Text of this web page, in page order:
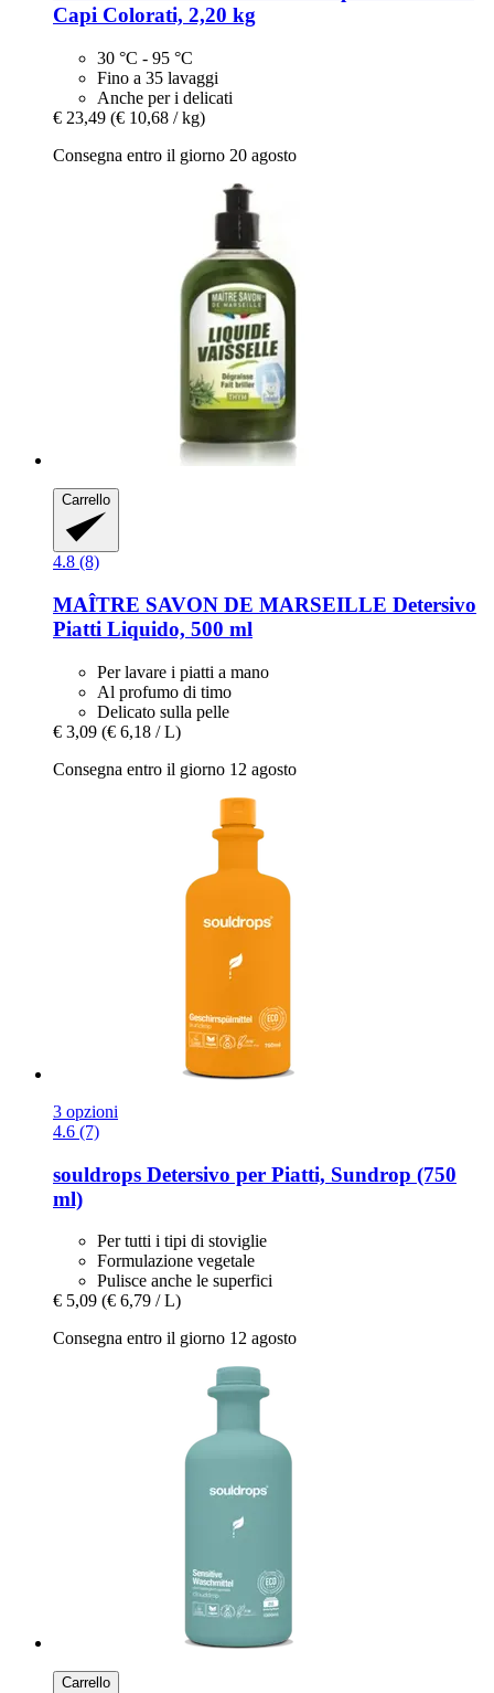
Capi Colorati, 2,20 kg
30 °C - 95 °C
Fino a 35 lavaggi
Anche per i delicati
€ 23,49 (€ 10,68 / kg)
Consegna entro il giorno 20 agosto
Carrello
4.8 (8)
MAÎTRE SAVON DE MARSEILLE Detersivo
Piatti Liquido, 500 ml
Per lavare i piatti a mano
Al profumo di timo
Delicato sulla pelle
€ 3,09 (€ 6,18 / L)
Consegna entro il giorno 12 agosto
3 opzioni
4.6 (7)
souldrops Detersivo per Piatti, Sundrop (750
ml)
Per tutti i tipi di stoviglie
Formulazione vegetale
Pulisce anche le superfici
€ 5,09 (€ 6,79 / L)
Consegna entro il giorno 12 agosto
Carrello